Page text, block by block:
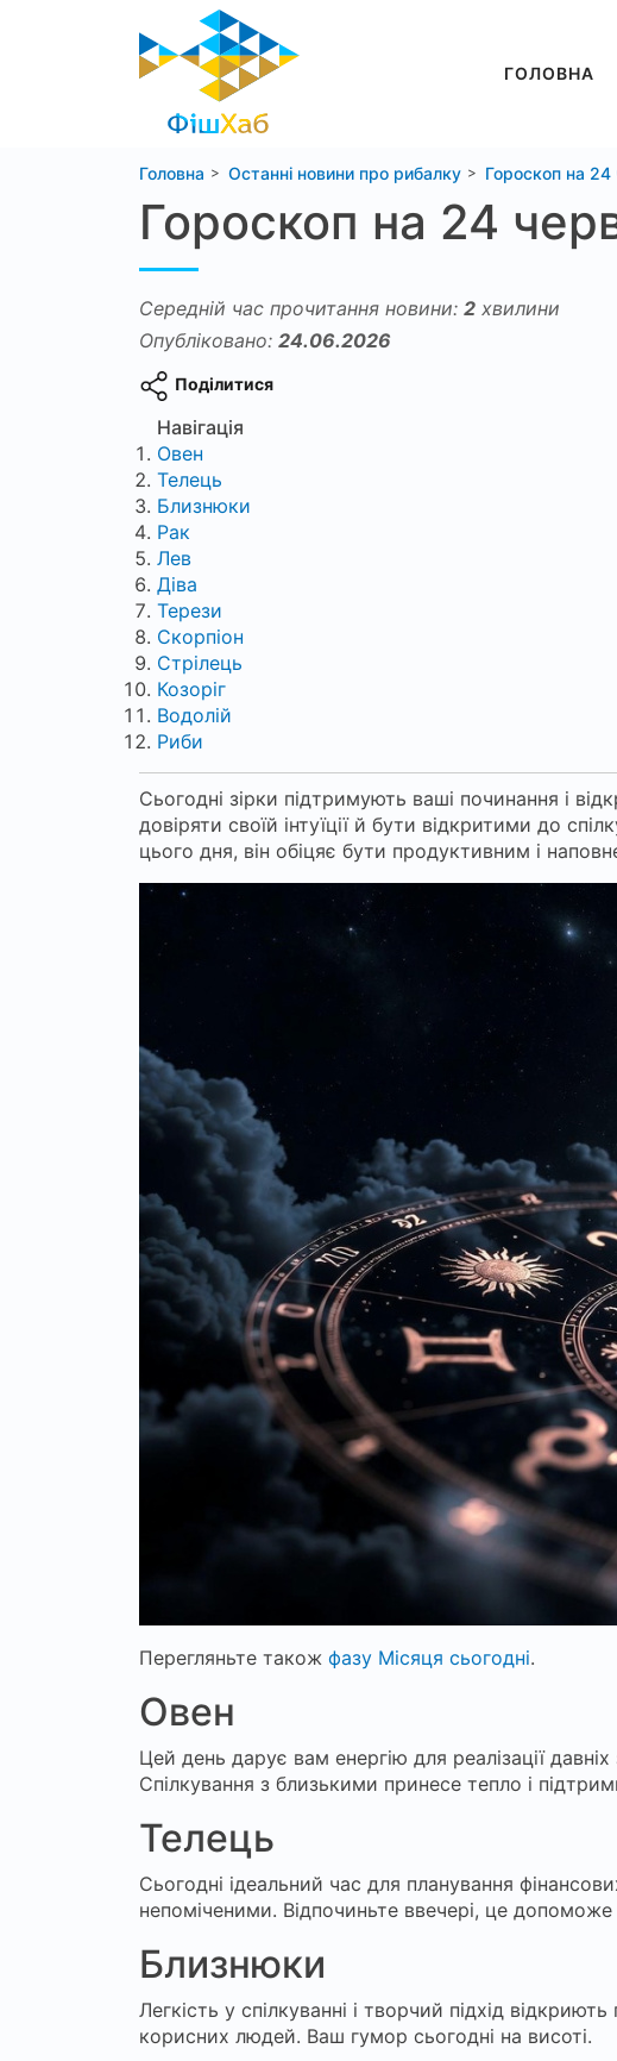
ГОЛОВНА
Головна Останні новини про рибалку Гороскоп на
Гороскоп на 24
Середній час прочитання новини: 2 хвилини
Опубліковано: 24.06.2026
Поділитися
Навігація
Овен
Телець
Близнюки
Рак
Лев
Діва
Терези
Скорпіон
Стрілець
Козоріг
Водолій
Риби
Сьогодні зірки підтримують ваші починання і
довіряти своїй інтуїції й бути відкритими до
цього дня, він обіцяє бути продуктивним і
Перегляньте також фазу Місяця сьогодні.
Овен
Цей день дарує вам енергію для реалізації
Спілкування з близькими принесе тепло і
Телець
Сьогодні ідеальний час для планування
непоміченими. Відпочиньте ввечері, це допоможе
Близнюки
Легкість у спілкуванні і творчий підхід
корисних людей. Ваш гумор сьогодні на висоті.